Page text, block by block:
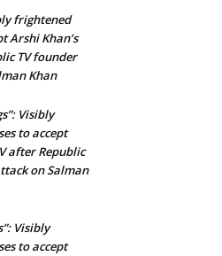
frightened
Arshi Khan’s
TV founder
Khan
Visibly
to accept
after Republic
on Salman
Visibly
to accept